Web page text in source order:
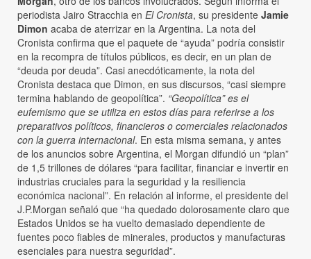
periodista Jairo Stracchia en El Cronista, su presidente Jamie
Dimon acaba de aterrizar en la Argentina. La nota del
Cronista confirma que el paquete de “ayuda” podría consistir
en la recompra de títulos públicos, es decir, en un plan de
“deuda por deuda”. Casi anecdóticamente, la nota del
Cronista destaca que Dimon, en sus discursos, “casi siempre
termina hablando de geopolítica”. “Geopolítica” es el
eufemismo que se utiliza en estos días para referirse a los
preparativos políticos, financieros o comerciales relacionados
con la guerra internacional. En esta misma semana, y antes
de los anuncios sobre Argentina, el Morgan difundió un “plan”
de 1,5 trillones de dólares “para facilitar, financiar e invertir en
industrias cruciales para la seguridad y la resiliencia
económica nacional”. En relación al informe, el presidente del
J.P.Morgan señaló que “ha quedado dolorosamente claro que
Estados Unidos se ha vuelto demasiado dependiente de
fuentes poco fiables de minerales, productos y manufacturas
esenciales para nuestra seguridad”.